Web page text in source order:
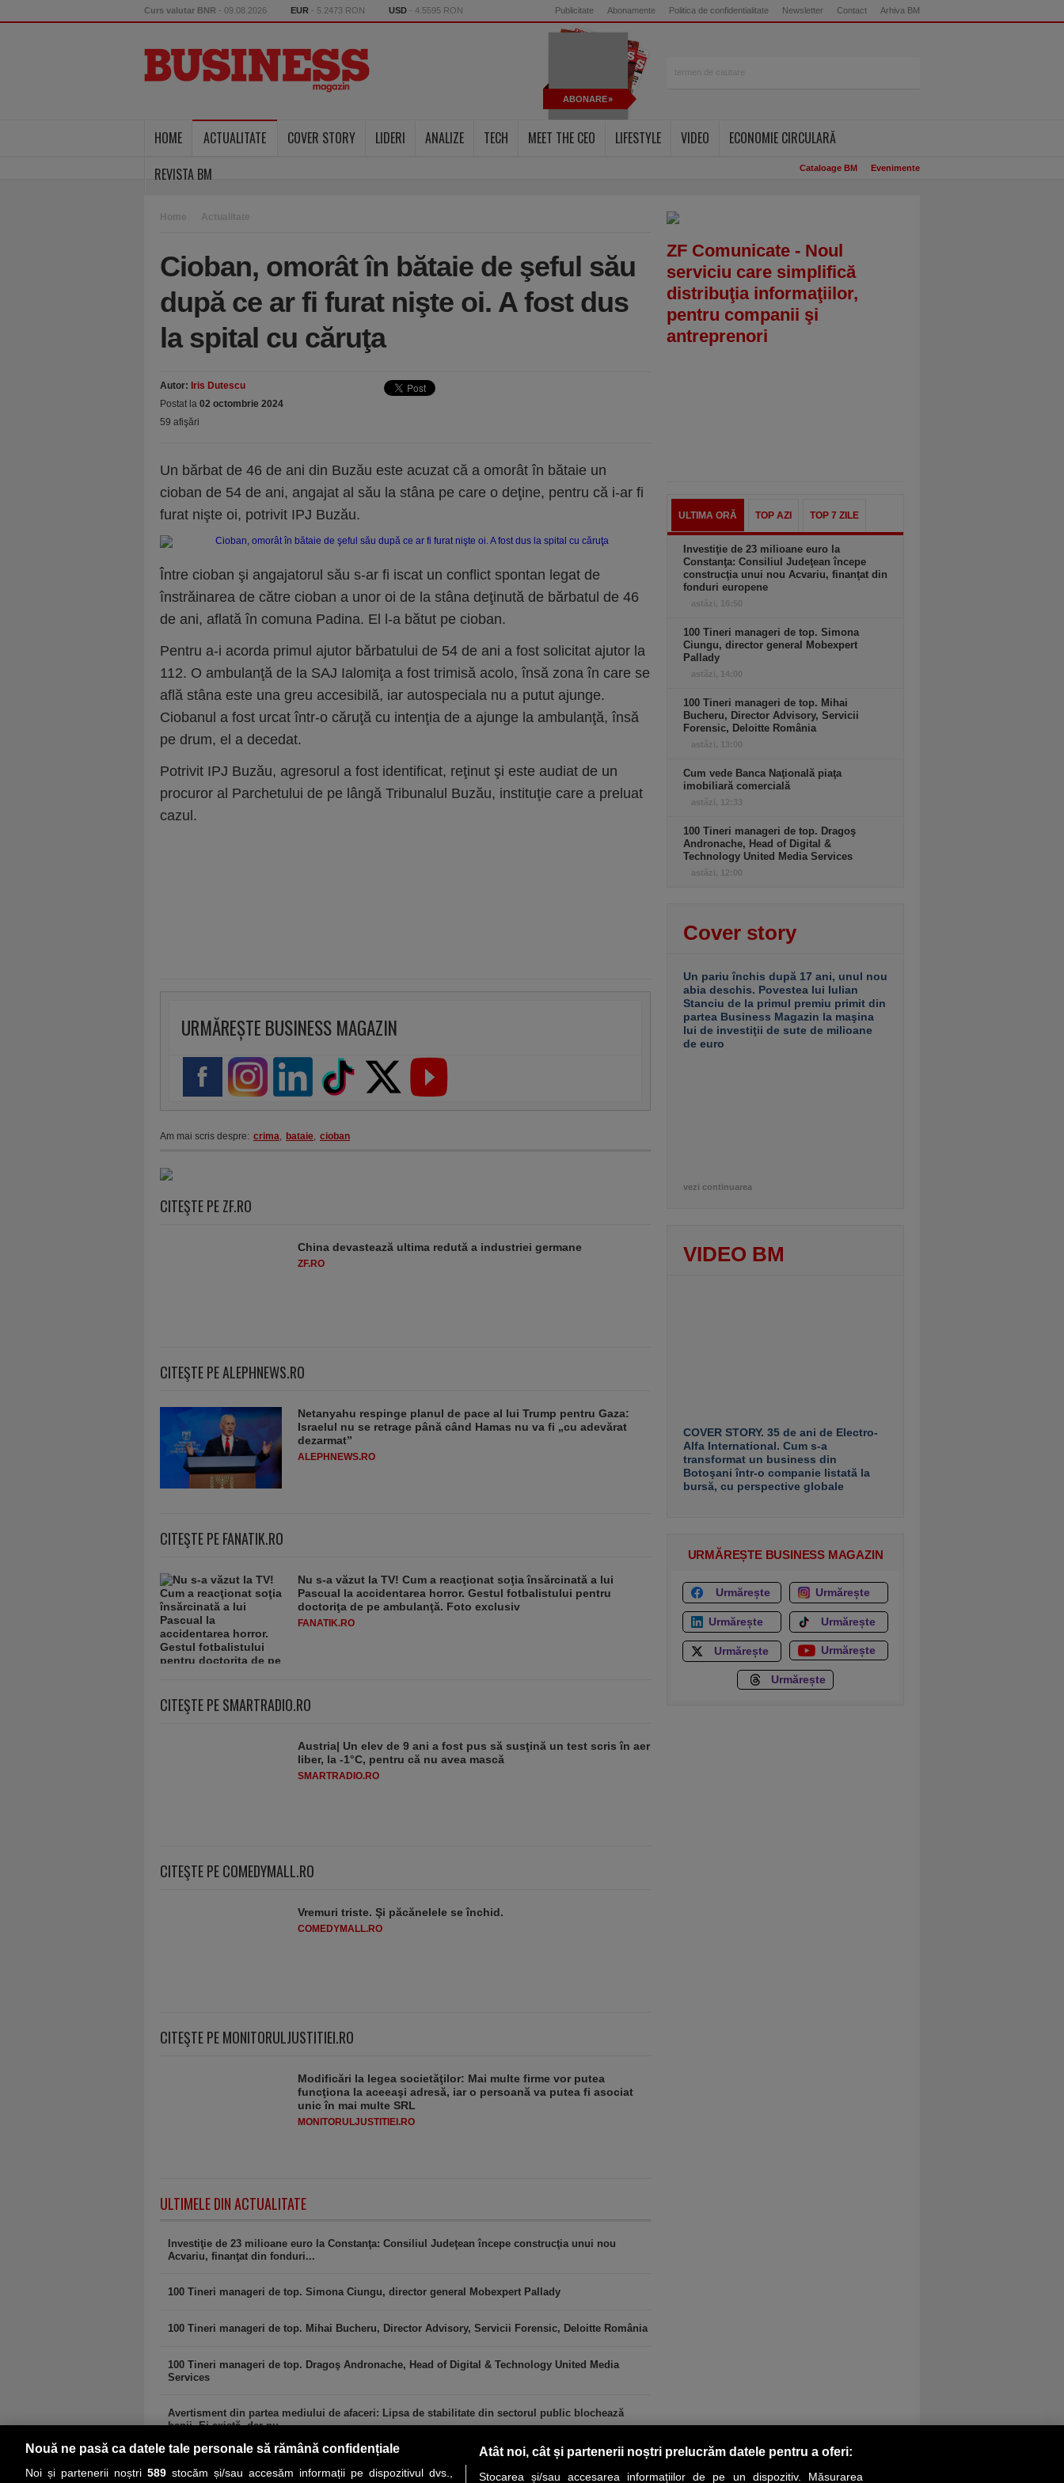
Curs valutar BNR - 09.08.2026 EUR - 5.2473 RON USD - 4.5595 RON Publicitate Abonamente Politica de confidentialitate Newsletter Contact Arhiva BM
ABONARE
HOME ACTUALITATE COVER STORY LIDERI ANALIZE TECH MEET THE CEO LIFESTYLE VIDEO
ECONOMIE CIRCULARĂ
REVISTA BM
Cataloage BM Evenimente
Home Actualitate
Cioban, omorât în bătaie de şeful său
după ce ar fi furat nişte oi. A fost dus
la spital cu căruţa
Autor: Iris Dutescu
Postat la 02 octombrie 2024
59 afişări
Un bărbat de 46 de ani din Buzău este acuzat că a omorât în bătaie un
cioban de 54 de ani, angajat al său la stâna pe care o deţine, pentru că i-ar fi
furat nişte oi, potrivit IPJ Buzău.
Între cioban şi angajatorul său s-ar fi iscat un conflict spontan legat de
înstrăinarea de către cioban a unor oi de la stâna deţinută de bărbatul de 46
de ani, aflată în comuna Padina. El l-a bătut pe cioban.
Pentru a-i acorda primul ajutor bărbatului de 54 de ani a fost solicitat ajutor la
112. O ambulanţă de la SAJ Ialomiţa a fost trimisă acolo, însă zona în care se
află stâna este una greu accesibilă, iar autospeciala nu a putut ajunge.
Ciobanul a fost urcat într-o căruţă cu intenţia de a ajunge la ambulanţă, însă
pe drum, el a decedat.
Potrivit IPJ Buzău, agresorul a fost identificat, reţinut şi este audiat de un
procuror al Parchetului de pe lângă Tribunalul Buzău, instituţie care a preluat
cazul.
URMĂREȘTE BUSINESS MAGAZIN
Am mai scris despre: crima, bataie, cioban
CITEŞTE PE ZF.RO
China devastează ultima redută a industriei germane
ZF.RO
CITEŞTE PE ALEPHNEWS.RO
Netanyahu respinge planul de pace al lui Trump pentru Gaza:
Israelul nu se retrage până când Hamas nu va fi „cu adevărat
dezarmat”
ALEPHNEWS.RO
CITEŞTE PE FANATIK.RO
Nu s-a văzut la TV! Cum a reacţionat soţia însărcinată a lui
Pascual la accidentarea horror. Gestul fotbalistului pentru
doctoriţa de pe ambulanţă. Foto exclusiv
FANATIK.RO
CITEŞTE PE SMARTRADIO.RO
Austria| Un elev de 9 ani a fost pus să susţină un test scris în aer
liber, la -1°C, pentru că nu avea mască
SMARTRADIO.RO
CITEŞTE PE COMEDYMALL.RO
Vremuri triste. Şi păcănelele se închid.
COMEDYMALL.RO
CITEŞTE PE MONITORULJUSTITIEI.RO
Modificări la legea societăţilor: Mai multe firme vor putea
funcţiona la aceeaşi adresă, iar o persoană va putea fi asociat
unic în mai multe SRL
MONITORULJUSTITIEI.RO
ULTIMELE DIN ACTUALITATE
Investiţie de 23 milioane euro la Constanţa: Consiliul Judeţean începe construcţia unui nou
Acvariu, finanţat din fonduri...
100 Tineri manageri de top. Simona Ciungu, director general Mobexpert Pallady
100 Tineri manageri de top. Mihai Bucheru, Director Advisory, Servicii Forensic, Deloitte România
100 Tineri manageri de top. Dragoş Andronache, Head of Digital & Technology United Media
Services
Avertisment din partea mediului de afaceri: Lipsa de stabilitate din sectorul public blochează
banii. Ei există, dar nu...
ZF Comunicate - Noul
serviciu care simplifică
distribuţia informaţiilor,
pentru companii şi
antreprenori
ULTIMA ORĂ TOP AZI TOP 7 ZILE
Investiţie de 23 milioane euro la
Constanţa: Consiliul Judeţean începe
construcţia unui nou Acvariu, finanţat din
fonduri europene
astăzi, 16:50
100 Tineri manageri de top. Simona
Ciungu, director general Mobexpert
Pallady
astăzi, 14:00
100 Tineri manageri de top. Mihai
Bucheru, Director Advisory, Servicii
Forensic, Deloitte România
astăzi, 13:00
Cum vede Banca Naţională piaţa
imobiliară comercială
astăzi, 12:33
100 Tineri manageri de top. Dragoş
Andronache, Head of Digital &
Technology United Media Services
astăzi, 12:00
Cover story
Un pariu închis după 17 ani, unul nou
abia deschis. Povestea lui Iulian
Stanciu de la primul premiu primit din
partea Business Magazin la maşina
lui de investiţii de sute de milioane
de euro
vezi continuarea
VIDEO BM
COVER STORY. 35 de ani de Electro-
Alfa International. Cum s-a
transformat un business din
Botoşani într-o companie listată la
bursă, cu perspective globale
URMĂREȘTE BUSINESS MAGAZIN
Urmărește Urmărește
Urmărește Urmărește
Urmărește Urmărește
Urmărește
Nouă ne pasă ca datele tale personale să rămână confidențiale
Noi și partenerii noștri 589stocăm și/sau accesăm informații pe dispozitivul dvs.,
Atât noi, cât și partenerii noștri prelucrăm datele pentru a oferi:
Stocarea și/sau accesarea informațiilor de pe un dispozitiv. Măsurarea